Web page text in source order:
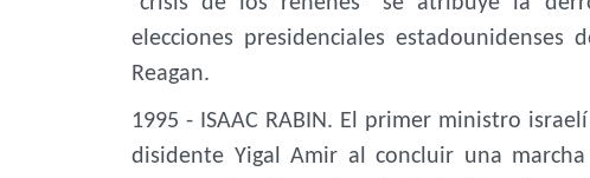
elecciones presidenciales
Reagan.
1995 - ISAAC RABIN. El primer ministro
disidente Yigal Amir al concluir una